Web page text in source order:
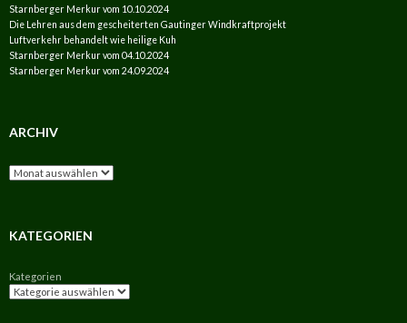
Starnberger Merkur vom 10.10.2024
Die Lehren aus dem gescheiterten Gautinger Windkraftprojekt
Luftverkehr behandelt wie heilige Kuh
Starnberger Merkur vom 04.10.2024
Starnberger Merkur vom 24.09.2024
ARCHIV
Archiv
KATEGORIEN
Kategorien